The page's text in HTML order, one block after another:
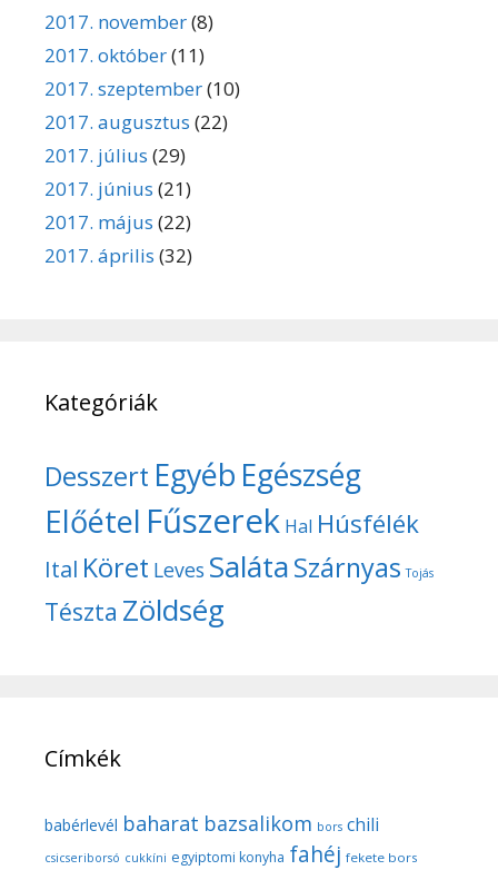
2017. november(8)
2017. október(11)
2017. szeptember(10)
2017. augusztus (22)
2017. július (29)
2017. június (21)
2017. május (22)
2017. április (32)
Kategóriák
Desszert Egyéb Egészség
Előétel Fűszerek Hal Húsfélék
Ital Köret Leves SalátaSzárnyas Tojás
Tészta Zöldség
Címkék
babérlevél baharat bazsalikom bors chili
csicseriborsó cukkíni egyiptomi konyha fahéj fekete bors